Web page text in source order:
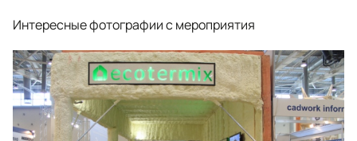
Интересные фотографии с мероприятия